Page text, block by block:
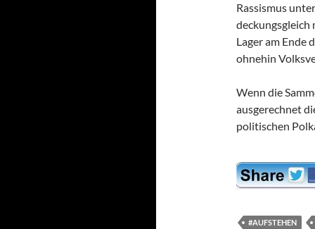
Rassismus
deckungsgleich
Lager am Ende
ohnehin
Wenn die
ausgerechnet
politischen
#AUFSTEHEN